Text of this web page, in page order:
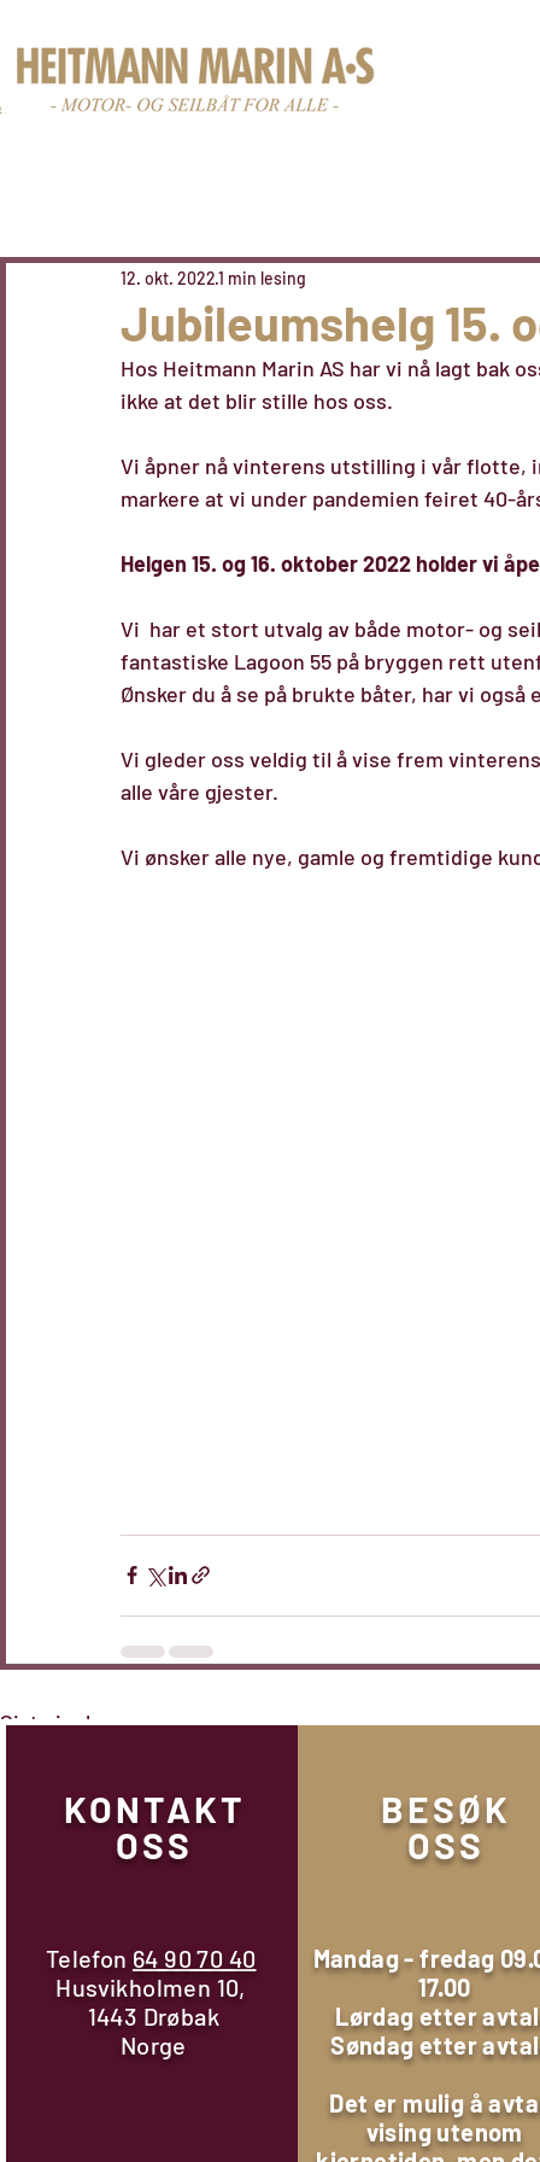
Jubileumshelg 15.
12. okt. 20221 min lesing
Hos Heitmann Marin AS har vi nå lagt bak
ikke at det blir stille hos oss.
Vi åpner nå vinterens utstilling i vår flotte,
markere at vi under pandemien feiret 40-
Helgen 15. og 16. oktober 2022 holder vi
Vi  har et stort utvalg av både motor- og
fantastiske Lagoon 55 på bryggen rett
Ønsker du å se på brukte båter, har vi
Vi gleder oss veldig til å vise frem
alle våre gjester.
Vi ønsker alle nye, gamle og fremtidige
Siste innlegg
KONTAKT
OSS
Telefon 64 90 70 40
Husvikholmen 10,
1443 Drøbak
Norge
BESØK
OSS
Mandag - fredag
17.00
Lørdag etter
Søndag etter
Det er mulig å
vising utenom